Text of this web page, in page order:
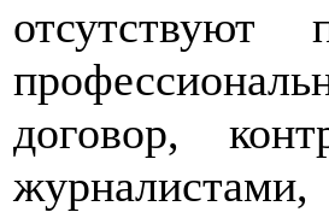
отсутствуют
договор,